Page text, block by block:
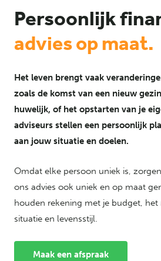
Persoonlijk
advies op maat.
Het leven brengt vaak
zoals de komst van een nieuw
huwelijk, of het opstarten van je
adviseurs stellen een persoonlijk
aan jouw situatie en doelen.
Omdat elke persoon uniek is,
ons advies ook uniek en op maat
houden rekening met je budget, het
situatie en levensstijl.
Maak een afspraak